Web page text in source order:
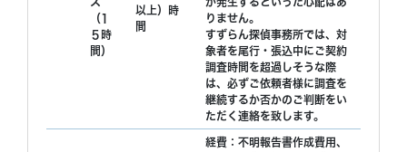
（1
５時
間）
以上）時
間
りません。
すずらん探偵事務所では、対
象者を尾行・張込中にご契約
調査時間を超過しそうな際
は、必ずご依頼者様に調査を
継続するか否かのご判断をい
ただく連絡を致します。
経費：不明報告書作成費用、